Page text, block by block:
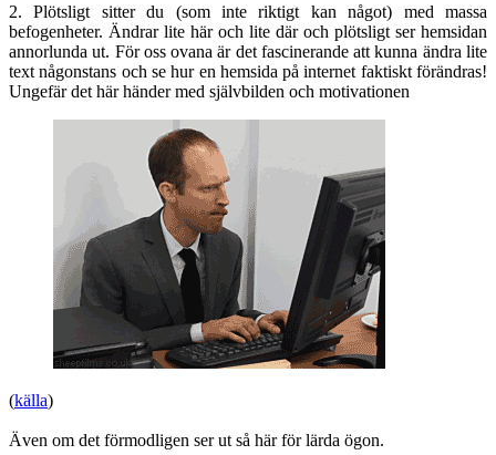
2. Plötsligt sitter du (som inte riktigt kan något) med massa
befogenheter. Ändrar lite här och lite där och plötsligt ser hemsidan
annorlunda ut. För oss ovana är det fascinerande att kunna ändra lite
text någonstans och se hur en hemsida på internet faktiskt förändras!
Ungefär det här händer med självbilden och motivationen
(källa)
Även om det förmodligen ser ut så här för lärda ögon.